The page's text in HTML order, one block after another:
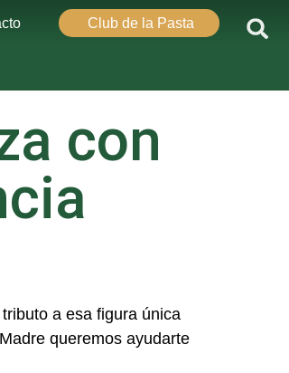
Club de la Pasta
con
a esa figura única
queremos ayudarte